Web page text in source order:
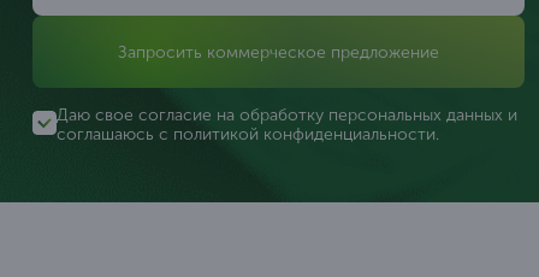
Запросить коммерческое предложение
Даю свое согласие на обработку персональных данных и
соглашаюсь с политикой конфиденциальности.